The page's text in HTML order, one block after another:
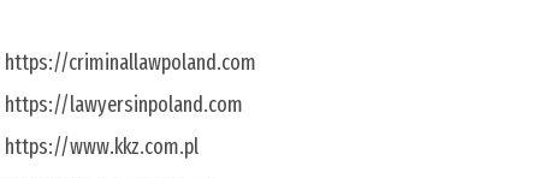
https://criminallawpoland.com
https://lawyersinpoland.com
https://www.kkz.com.pl